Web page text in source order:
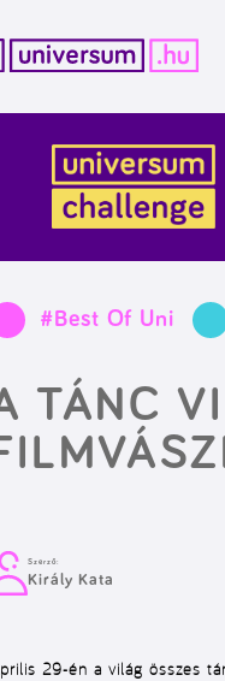
#Best Of Uni
TÁNC
Szerző:
Király Kata
29-én a világ összes